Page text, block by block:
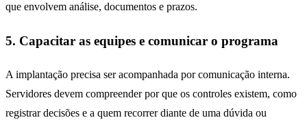
que envolvem análise, documentos e prazos.
5. Capacitar as equipes e comunicar o programa
A implantação precisa ser acompanhada por comunicação interna.
Servidores devem compreender por que os controles existem, como
registrar decisões e a quem recorrer diante de uma dúvida ou